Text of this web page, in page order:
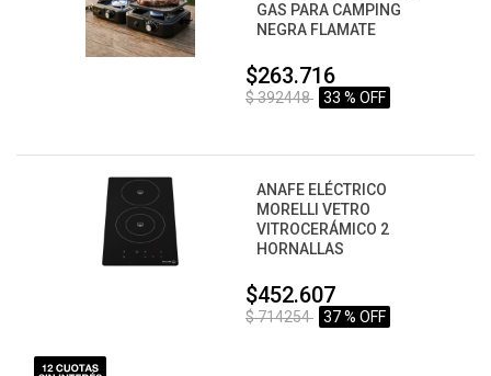
GAS PARA CAMPING
NEGRA FLAMATE
$263.716
$ 392448 33 % OFF
ANAFE ELÉCTRICO
MORELLI VETRO
VITROCERÁMICO 2
HORNALLAS
$452.607
$ 714254 37 % OFF